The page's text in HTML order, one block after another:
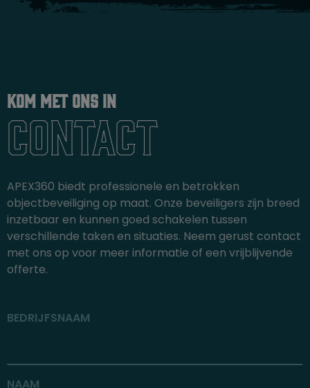
Kom met ons in
contact
APEX360 biedt professionele en betrokken
objectbeveiliging op maat. Onze beveiligers zijn breed
inzetbaar en kunnen goed schakelen tussen
verschillende taken en situaties. Neem gerust contact
met ons op voor meer informatie of een vrijblijvende
offerte.
BEDRIJFSNAAM
NAAM